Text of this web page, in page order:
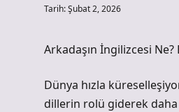
Tarih: Şubat 2, 2026
Arkadaşın İngilizcesi
Dünya hızla
dillerin rolü giderek